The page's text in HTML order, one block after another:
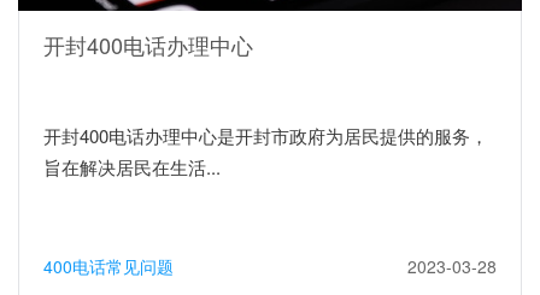
开封400电话办理中心
开封400电话办理中心是开封市政府为居民提供的服务，
旨在解决居民在生活...
400电话常见问题 2023-03-28